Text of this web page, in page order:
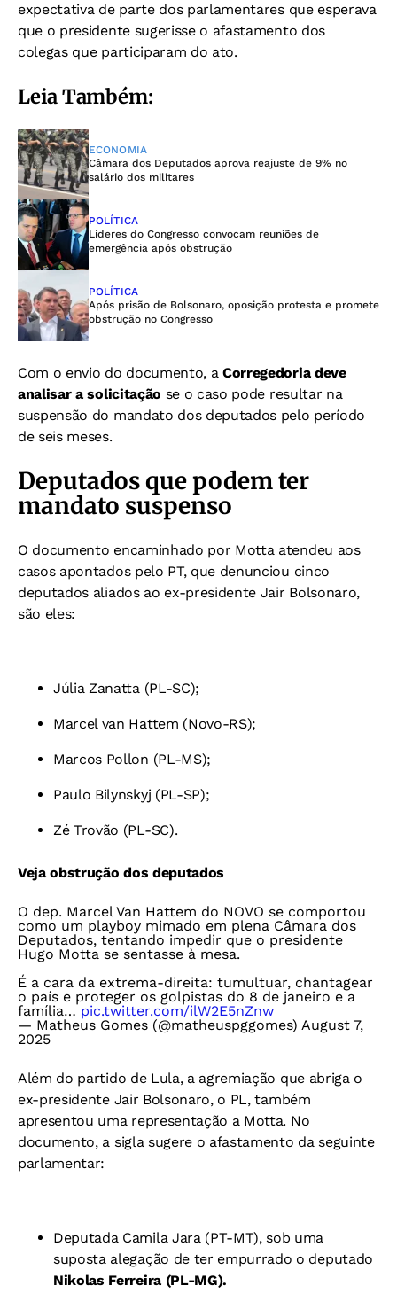
expectativa de parte dos parlamentares que esperava
que o presidente sugerisse o afastamento dos
colegas que participaram do ato.
Leia Também:
ECONOMIA
Câmara dos Deputados aprova reajuste de 9% no
salário dos militares
POLÍTICA
Líderes do Congresso convocam reuniões de
emergência após obstrução
POLÍTICA
Após prisão de Bolsonaro, oposição protesta e promete
obstrução no Congresso
Com o envio do documento, aCorregedoria deve
analisar a solicitação se o caso pode resultar na
suspensão do mandato dos deputados pelo período
de seis meses.
Deputados que podem ter
mandato suspenso
O documento encaminhado por Motta atendeu aos
casos apontados pelo PT, que denunciou cinco
deputados aliados ao ex-presidente Jair Bolsonaro,
são eles:
Júlia Zanatta (PL-SC);
Marcel van Hattem (Novo-RS);
Marcos Pollon (PL-MS);
Paulo Bilynskyj (PL-SP);
Zé Trovão (PL-SC).
Veja obstrução dos deputados
O dep. Marcel Van Hattem do NOVO se comportou
como um playboy mimado em plena Câmara dos
Deputados, tentando impedir que o presidente
Hugo Motta se sentasse à mesa.
É a cara da extrema-direita: tumultuar, chantagear
o país e proteger os golpistas do 8 de janeiro e a
família… pic.twitter.com/ilW2E5nZnw
— Matheus Gomes (@matheuspggomes) August 7,
2025
Além do partido de Lula, a agremiação que abriga o
ex-presidente Jair Bolsonaro, o PL, também
apresentou uma representação a Motta. No
documento, a sigla sugere o afastamento da seguinte
parlamentar:
Deputada Camila Jara (PT-MT), sob uma
suposta alegação de ter empurrado o deputado
Nikolas Ferreira (PL-MG).